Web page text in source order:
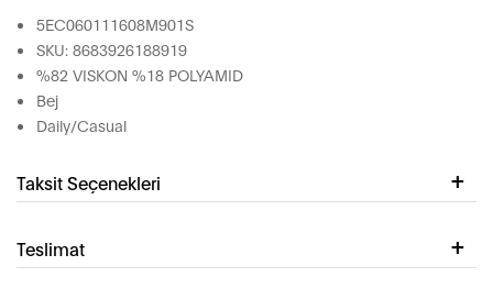
5EC060111608M901S
SKU: 8683926188919
%82 VISKON %18 POLYAMID
Bej
Daily/Casual
Taksit Seçenekleri
Teslimat